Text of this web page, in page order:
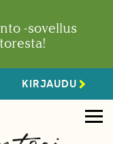
-sovellus
KIRJAUDU